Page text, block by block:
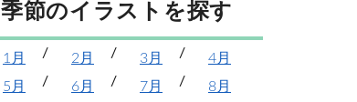
季節のイラストを探す
1月 2月 3月
4月
5月
6月 7月
8月